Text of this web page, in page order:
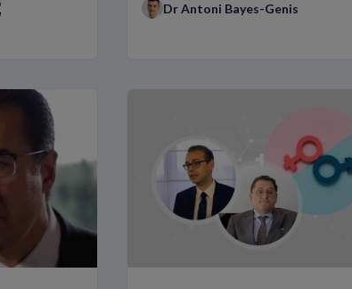
ように進化するのでしょうか？
とhs-TnTの基準範囲
家による見解
ム利尿ペプチドの使用に及ぼす影響
目的としたNT-proBNPの使用
する際に考慮すべき点
低濃度のhs-TnTによるAMIのルールアウト
0h/1hアルゴリズムのベネフィット
ルールイン／ルールアウトを目的としたhs-TnT
ルゴリズムのベネフィット
Januzziによる受け持ち患者の事例報告
Dr Antoni Bayes-Genis